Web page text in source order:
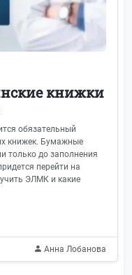
книжки
обязательный
книжек. Бумажные
только до заполнения
перейти на
ЭЛМК и какие
Анна Лобанова